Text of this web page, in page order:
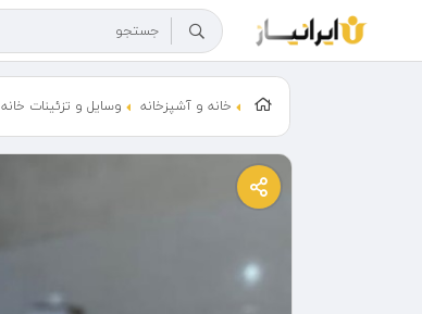
خانه و آشپزخانه وسایل و تزئینات خانه